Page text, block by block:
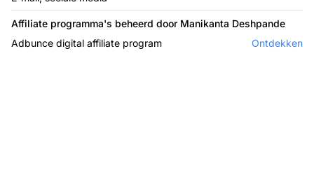
Affiliate programma's beheerd door Manikanta Deshpande
Adbunce digital affiliate program
Ontdekken